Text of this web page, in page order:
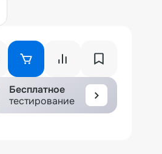
Бесплатное
тестирование